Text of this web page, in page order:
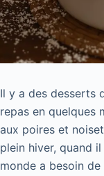
Il y a des desserts
repas en quelques
aux poires et
plein hiver, quand
monde a besoin